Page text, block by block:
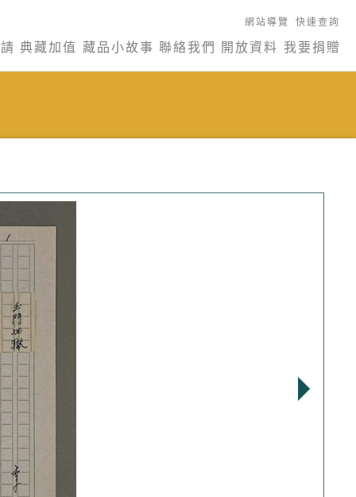
網站導覽 快速查詢
典藏加值 藏品小故事 聯絡我們 開放資料 我要捐贈